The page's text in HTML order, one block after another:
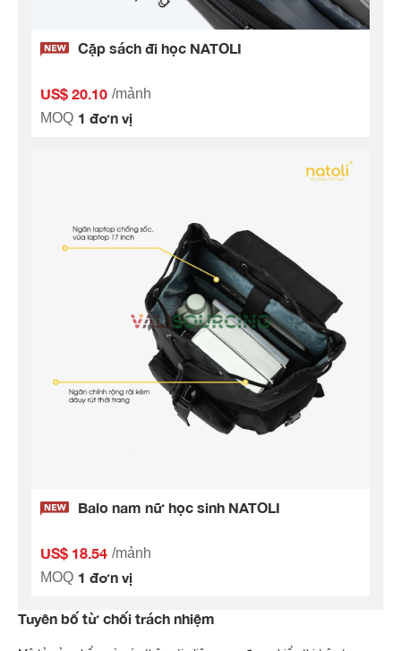
Cặp sách đi học NATOLI
US$ 20.10 /mảnh
MOQ 1 đơn vị
Balo nam nữ học sinh NATOLI
US$ 18.54 /mảnh
MOQ 1 đơn vị
Tuyên bố từ chối trách nhiệm